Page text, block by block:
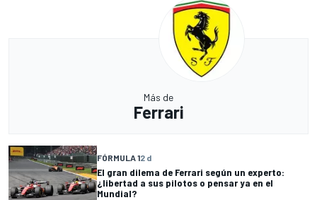
Más de
Ferrari
FÓRMULA 12 d
El gran dilema de Ferrari según un experto:
¿libertad a sus pilotos o pensar ya en el
Mundial?